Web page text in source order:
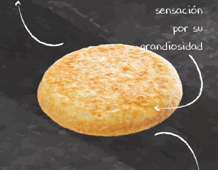
sensación
por su
grandiosidad